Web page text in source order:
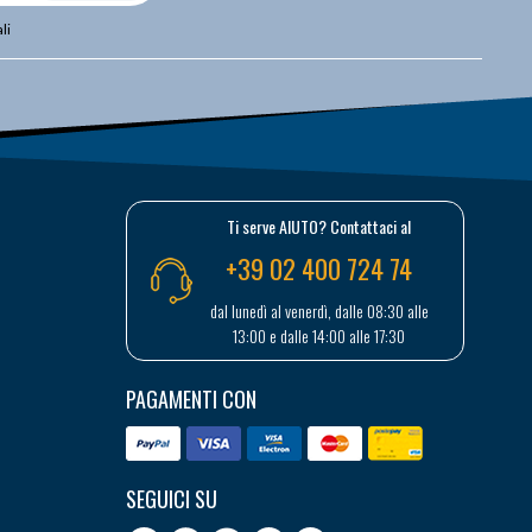
Ti serve AIUTO? Contattaci al
+39 02 400 724 74
dal lunedì al venerdì, dalle 08:30 alle
13:00 e dalle 14:00 alle 17:30
PAGAMENTI CON
SEGUICI SU